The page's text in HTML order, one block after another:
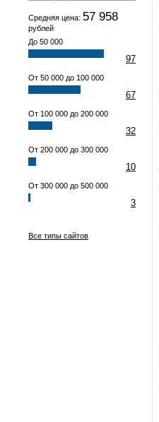
Средняя цена: 57 958
рублей
До 50 000
97
От 50 000 до 100 000
67
От 100 000 до 200 000
32
От 200 000 до 300 000
10
От 300 000 до 500 000
3
Все типы сайтов